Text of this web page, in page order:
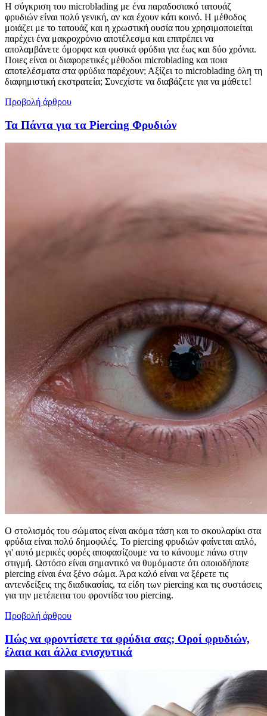
Η σύγκριση του microblading με ένα παραδοσιακό τατουάζ
φρυδιών είναι πολύ γενική, αν και έχουν κάτι κοινό. Η μέθοδος
μοιάζει με το τατουάζ και η χρωστική ουσία που χρησιμοποιείται
παρέχει ένα μακροχρόνιο αποτέλεσμα και επιτρέπει να
απολαμβάνετε όμορφα και φυσικά φρύδια για έως και δύο χρόνια.
Ποιες είναι οι διαφορετικές μέθοδοι microblading και ποια
αποτελέσματα στα φρύδια παρέχουν; Αξίζει το microblading όλη τη
διαφημιστική εκστρατεία; Συνεχίστε να διαβάζετε για να μάθετε!
Προβολή άρθρου
Τα Πάντα για τα Piercing Φρυδιών
Ο στολισμός του σώματος είναι ακόμα τάση και το σκουλαρίκι στα
φρύδια είναι πολύ δημοφιλές. Το piercing φρυδιών φαίνεται απλό,
γι' αυτό μερικές φορές αποφασίζουμε να το κάνουμε πάνω στην
στιγμή. Ωστόσο είναι σημαντικό να θυμόμαστε ότι οποιοδήποτε
piercing είναι ένα ξένο σώμα. Άρα καλό είναι να ξέρετε τις
αντενδείξεις της διαδικασίας, τα είδη των piercing και τις συστάσεις
για την μετέπειτα του φροντίδα του piercing.
Προβολή άρθρου
Πώς να φροντίσετε τα φρύδια σας; Οροί φρυδιών,
έλαια και άλλα ενισχυτικά